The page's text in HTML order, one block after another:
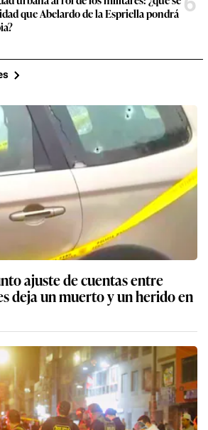
que Abelardo de la Espriella pondrá
ajuste de cuentas entre
deja un muerto y un herido en